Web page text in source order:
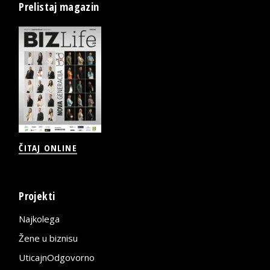
Prelistaj magazin
ČITAJ ONLINE
Projekti
Najkolega
Žene u biznisu
UticajnOdgovorno